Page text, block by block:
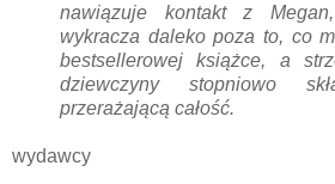
nawiązuje kontakt z
wykracza daleko poza to, co
bestsellerowej książce, a
dziewczyny stopniowo
przerażającą całość.
wydawcy